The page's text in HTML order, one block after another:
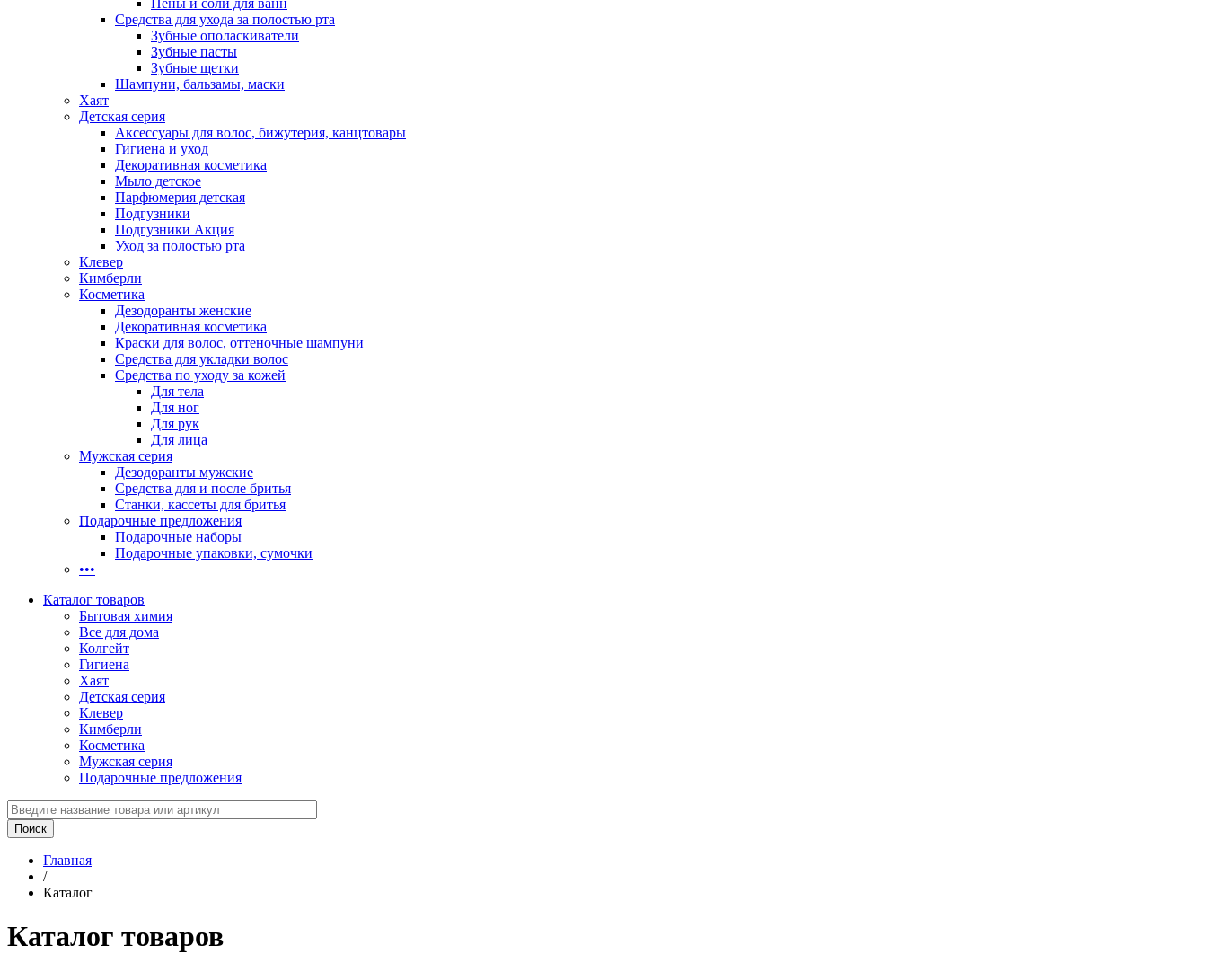
Пены и соли для ванн
Средства для ухода за полостью рта
Зубные ополаскиватели
Зубные пасты
Зубные щетки
Шампуни, бальзамы, маски
Хаят
Детская серия
Аксессуары для волос, бижутерия, канцтовары
Гигиена и уход
Декоративная косметика
Мыло детское
Парфюмерия детская
Подгузники
Подгузники Акция
Уход за полостью рта
Клевер
Кимберли
Косметика
Дезодоранты женские
Декоративная косметика
Краски для волос, оттеночные шампуни
Средства для укладки волос
Средства по уходу за кожей
Для тела
Для ног
Для рук
Для лица
Мужская серия
Дезодоранты мужские
Средства для и после бритья
Станки, кассеты для бритья
Подарочные предложения
Подарочные наборы
Подарочные упаковки, сумочки
•••
Каталог товаров
Бытовая химия
Все для дома
Колгейт
Гигиена
Хаят
Детская серия
Клевер
Кимберли
Косметика
Мужская серия
Подарочные предложения
Главная
/
Каталог
Каталог товаров